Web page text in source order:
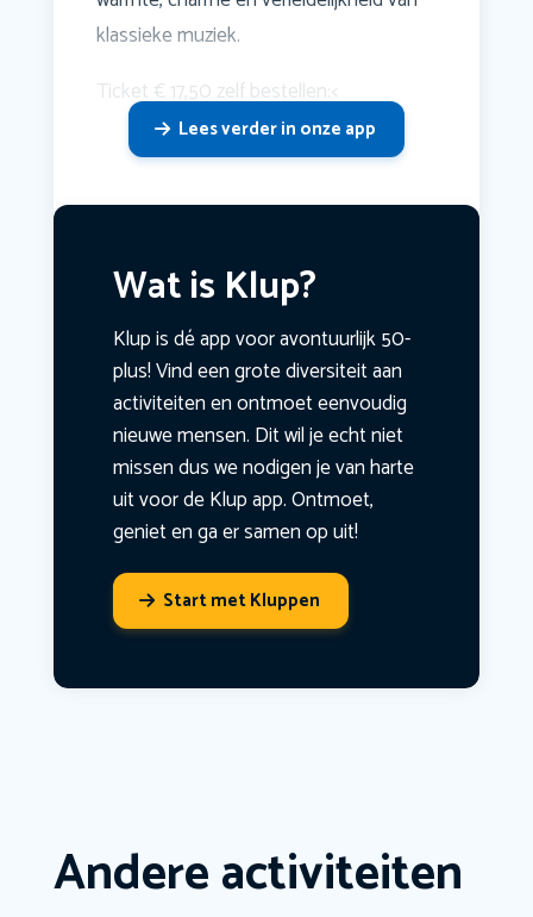
klassieke muziek.
Ticket € 17,50 zelf bestellen:<
Lees verder in onze app
Wat is Klup?
Klup is dé app voor avontuurlijk 50-
plus! Vind een grote diversiteit aan
activiteiten en ontmoet eenvoudig
nieuwe mensen. Dit wil je echt niet
missen dus we nodigen je van harte
uit voor de Klup app. Ontmoet,
geniet en ga er samen op uit!
Start met Kluppen
Andere activiteiten